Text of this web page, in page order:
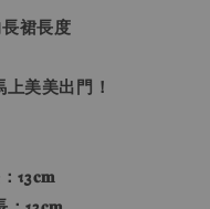
裙長度
美美出門！
13𝐜𝐦